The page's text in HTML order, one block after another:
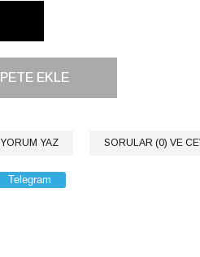
YORUM YAZ SORULAR (0) VE
Telegram